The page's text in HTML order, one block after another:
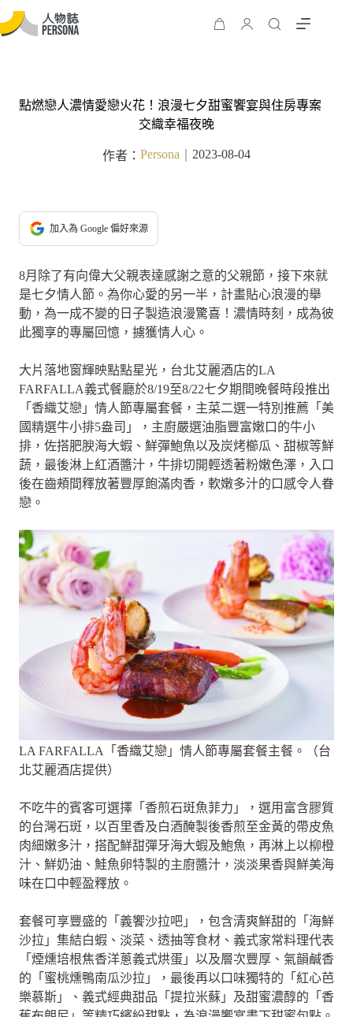
點燃戀人濃情愛戀火花！浪漫七夕甜蜜饗宴與住房專案
交織幸福夜晚
作者： Persona 2023-08-04
加入為 Google 偏好來源
8月除了有向偉大父親表達感謝之意的父親節，接下來就
是七夕情人節。為你心愛的另一半，計畫貼心浪漫的舉
動，為一成不變的日子製造浪漫驚喜！濃情時刻，成為彼
此獨享的專屬回憶，擄獲情人心。
大片落地窗輝映點點星光，台北艾麗酒店的LA
FARFALLA義式餐廳於8/19至8/22七夕期間晚餐時段推出
「香織艾戀」情人節專屬套餐，主菜二選一特別推薦「美
國精選牛小排5盎司」，主廚嚴選油脂豐富嫩口的牛小
排，佐搭肥腴海大蝦、鮮彈鮑魚以及炭烤櫛瓜、甜椒等鮮
蔬，最後淋上紅酒醬汁，牛排切開輕透著粉嫩色澤，入口
後在齒頰間釋放著豐厚飽滿肉香，軟嫩多汁的口感令人眷
戀。
LA FARFALLA「香織艾戀」情人節專屬套餐主餐。（台
北艾麗酒店提供）
不吃牛的賓客可選擇「香煎石斑魚菲力」，選用富含膠質
的台灣石斑，以百里香及白酒醃製後香煎至金黃的帶皮魚
肉細嫩多汁，搭配鮮甜彈牙海大蝦及鮑魚，再淋上以柳橙
汁、鮮奶油、鮭魚卵特製的主廚醬汁，淡淡果香與鮮美海
味在口中輕盈釋放。
套餐可享豐盛的「義饗沙拉吧」，包含清爽鮮甜的「海鮮
沙拉」集結白蝦、淡菜、透抽等食材、義式家常料理代表
「煙燻培根焦香洋蔥義式烘蛋」以及層次豐厚、氣韻鹹香
的「蜜桃燻鴨南瓜沙拉」，最後再以口味獨特的「紅心芭
樂慕斯」、義式經典甜品「提拉米蘇」及甜蜜濃醇的「香